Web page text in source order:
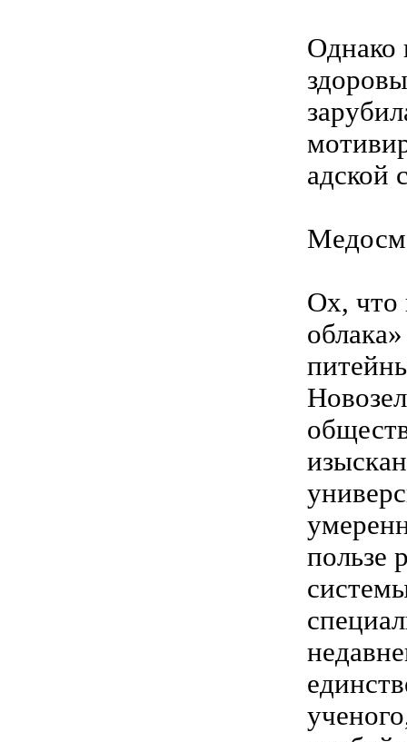
Однако
адской
Ох, что
пользе